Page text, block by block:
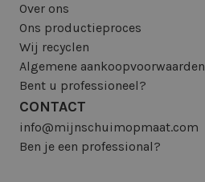
Over ons
Ons productieproces
Wij recyclen
Algemene aankoopvoorwaarden
Bent u professioneel?
CONTACT
info@mijnschuimopmaat.com
Ben je een professional?